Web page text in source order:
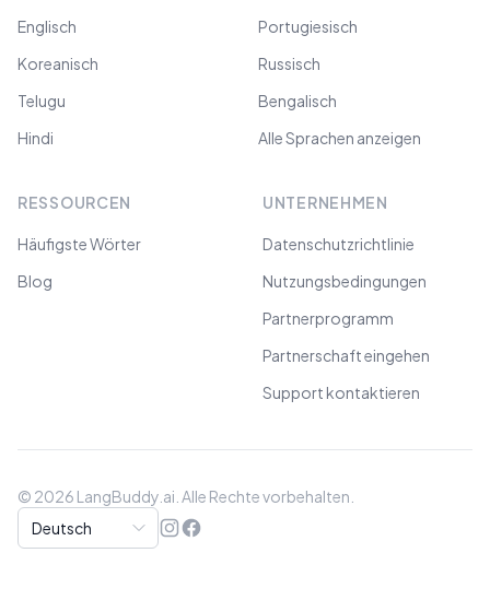
Englisch
Koreanisch
Telugu
Hindi
Portugiesisch
Russisch
Bengalisch
Alle Sprachen anzeigen
RESSOURCEN
Häufigste Wörter
Blog
UNTERNEHMEN
Datenschutzrichtlinie
Nutzungsbedingungen
Partnerprogramm
Partnerschaft eingehen
Support kontaktieren
© 2026 LangBuddy.ai. Alle Rechte vorbehalten.
Seitensprache Instagram
Facebook